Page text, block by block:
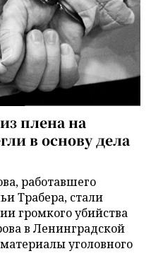
плена на
в основу дела
работавшего
Трабера, стали
громкого убийства
в Ленинградской
уголовного